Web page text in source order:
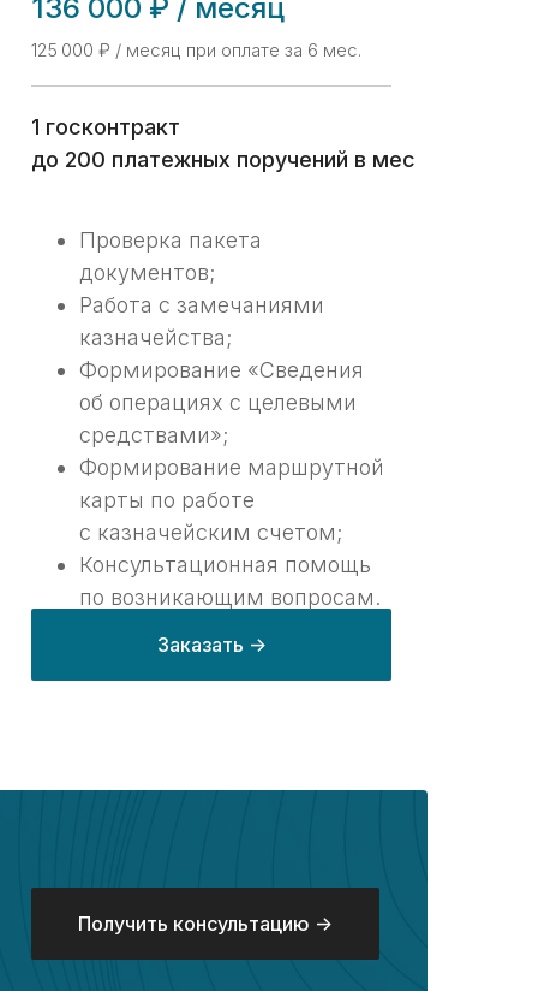
136 000 ₽ / месяц
125 000 ₽ / месяц при оплате за 6 мес.
Заказать ->
Проверка пакета
документов;
Работа с замечаниями
казначейства;
Формирование «Сведения
об операциях с целевыми
средствами»;
Формирование маршрутной
карты по работе
с казначейским счетом;
Консультационная помощь
по возникающим вопросам.
1 госконтракт
до 200 платежных поручений в мес
Получить консультацию ->